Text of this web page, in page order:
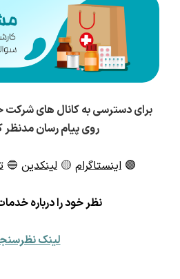
برای دسترسی به کانال های شرکت
روی پیام رسان مدنظر
🟣 اینستاگرام 🟡 لینکدین 🔵
نظر خود را درباره
لینک